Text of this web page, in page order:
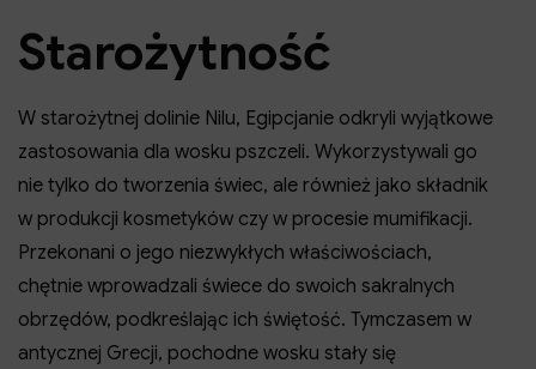
Starożytność
W starożytnej dolinie Nilu, Egipcjanie odkryli wyjątkowe
zastosowania dla wosku pszczeli. Wykorzystywali go
nie tylko do tworzenia świec, ale również jako składnik
w produkcji kosmetyków czy w procesie mumifikacji.
Przekonani o jego niezwykłych właściwościach,
chętnie wprowadzali świece do swoich sakralnych
obrzędów, podkreślając ich świętość. Tymczasem w
antycznej Grecji, pochodne wosku stały się